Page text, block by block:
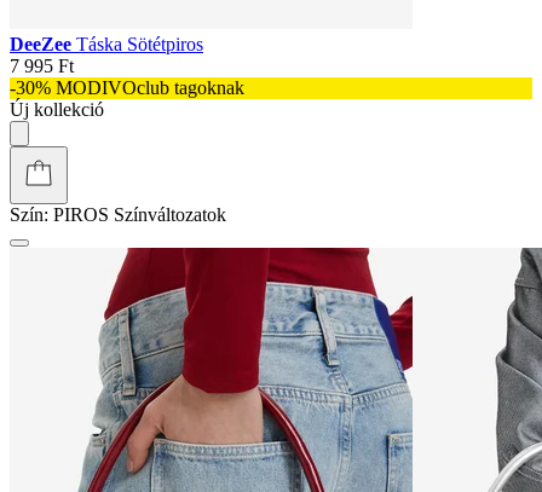
DeeZee Táska Sötétpiros
7 995 Ft
-30% MODIVOclub tagoknak
Új kollekció
Szín: PIROS Színváltozatok